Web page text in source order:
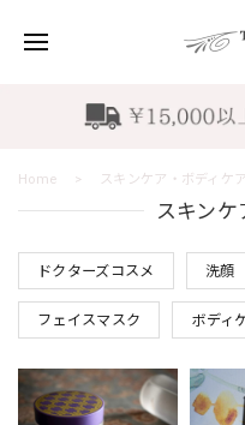
Home スキンケア・ボディケア
スキンケ
ドクターズコスメ 洗顔
フェイスマスク ボディ